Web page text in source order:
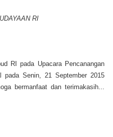
RI
RI pada Upacara Pencanangan
pada Senin, 21 September 2015
bermanfaat dan terimakasih...